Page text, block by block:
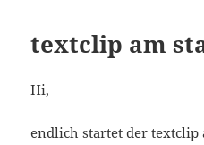
textclip am
Hi,
endlich startet der textclip